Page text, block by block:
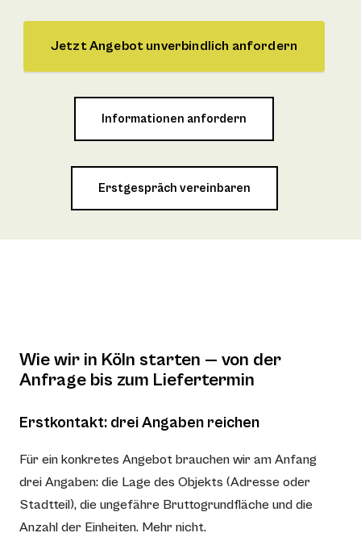
Jetzt Angebot unverbindlich anfordern
Informationen anfordern
Erstgespräch vereinbaren
Wie wir in Köln starten — von der
Anfrage bis zum Liefertermin
Erstkontakt: drei Angaben reichen
Für ein konkretes Angebot brauchen wir am Anfang
drei Angaben: die Lage des Objekts (Adresse oder
Stadtteil), die ungefähre Bruttogrundfläche und die
Anzahl der Einheiten. Mehr nicht.